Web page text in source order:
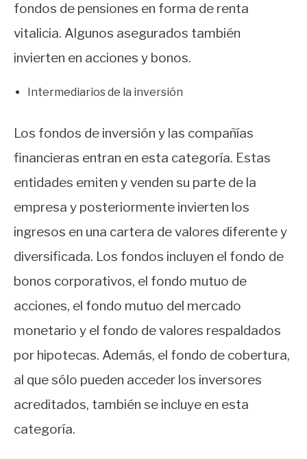
fondos de pensiones en forma de renta
vitalicia. Algunos asegurados también
invierten en acciones y bonos.
Intermediarios de la inversión
Los fondos de inversión y las compañías
financieras entran en esta categoría. Estas
entidades emiten y venden su parte de la
empresa y posteriormente invierten los
ingresos en una cartera de valores diferente y
diversificada. Los fondos incluyen el fondo de
bonos corporativos, el fondo mutuo de
acciones, el fondo mutuo del mercado
monetario y el fondo de valores respaldados
por hipotecas. Además, el fondo de cobertura,
al que sólo pueden acceder los inversores
acreditados, también se incluye en esta
categoría.